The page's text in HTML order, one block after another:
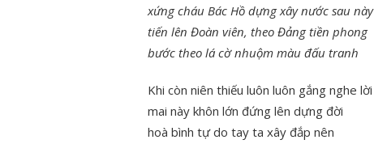
xứng cháu Bác Hồ dựng xây nước sau này
tiến lên Đoàn viên, theo Đảng tiền phong
bước theo lá cờ nhuộm màu đấu tranh
Khi còn niên thiếu luôn luôn gắng nghe lời
mai này khôn lớn đứng lên dựng đời
hoà bình tự do tay ta xây đắp nên